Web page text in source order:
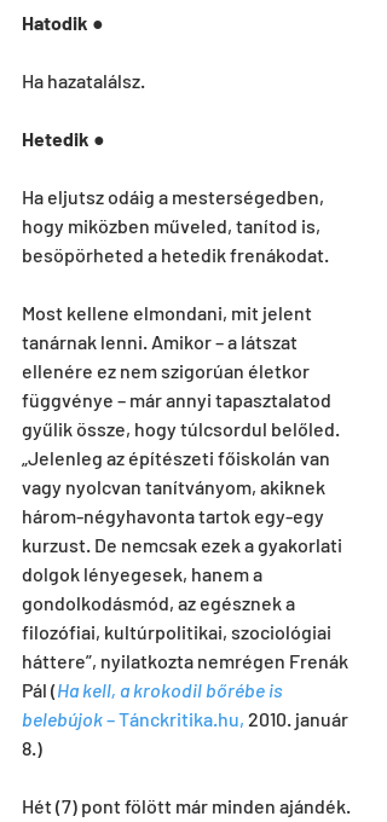
Hatodik ●
Ha hazatalálsz.
Hetedik ●
Ha eljutsz odáig a mesterségedben,
hogy miközben műveled, tanítod is,
besöpörheted a hetedik frenákodat.
Most kellene elmondani, mit jelent
tanárnak lenni. Amikor – a látszat
ellenére ez nem szigorúan életkor
függvénye – már annyi tapasztalatod
gyűlik össze, hogy túlcsordul belőled.
„Jelenleg az építészeti főiskolán van
vagy nyolcvan tanítványom, akiknek
három-négyhavonta tartok egy-egy
kurzust. De nemcsak ezek a gyakorlati
dolgok lényegesek, hanem a
gondolkodásmód, az egésznek a
filozófiai, kultúrpolitikai, szociológiai
háttere”, nyilatkozta nemrégen Frenák
Pál (Ha kell, a krokodil bőrébe is
belebújok – Tánckritika.hu, 2010. január
8.)
Hét (7) pont fölött már minden ajándék.